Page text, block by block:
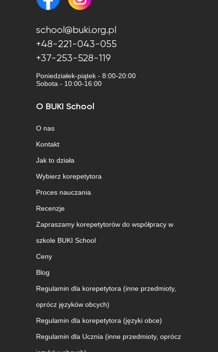
school@buki.org.pl
+48-221-043-055
+37-253-528-119
Poniedziałek-piątek - 8:00-20:00
Sobota - 10:00-16:00
O BUKI School
O nas
Kontakt
Jak to działa
Wybierz korepetytora
Proces nauczania
Recenzje
Zapraszamy korepetytorów do współpracy w
szkole BUKI School
Ceny
Blog
Regulamin dla korepetytora (inne przedmioty,
oprócz języków obcych)
Regulamin dla korepetytora (języki obce)
Regulamin dla Ucznia (inne przedmioty, oprócz